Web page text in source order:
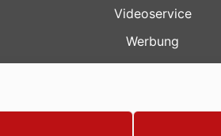
Videoservice
Werbung